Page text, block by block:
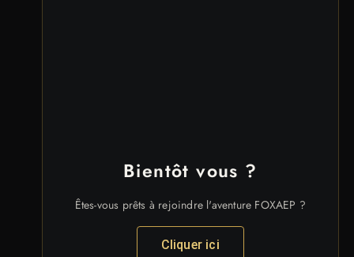
Bientôt vous ?
Êtes-vous prêts à rejoindre l'aventure FOXAEP ?
Cliquer ici